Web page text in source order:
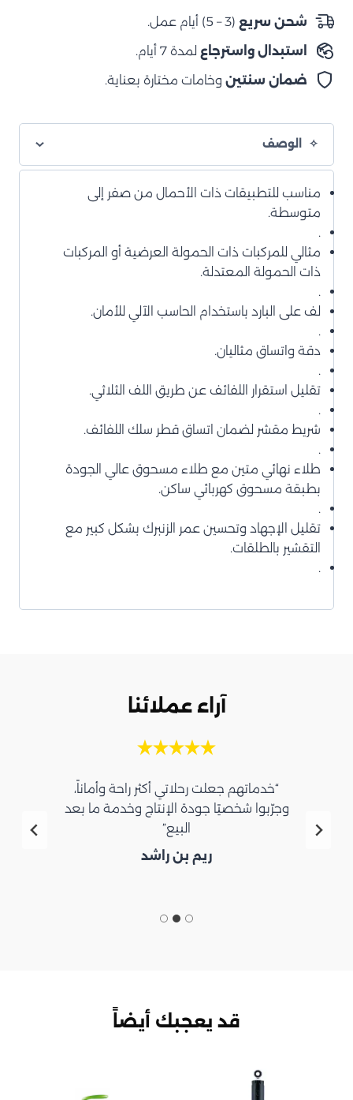
شحن سريع (3 – 5) أيام عمل.
استبدال واسترجاع لمدة 7 أيام.
ضمان سنتين وخامات مختارة بعناية.
الوصف
مناسب للتطبيقات ذات الأحمال من صفر إلى
متوسطة.
.
مثالي للمركبات ذات الحمولة العرضية أو المركبات
ذات الحمولة المعتدلة.
.
لف على البارد باستخدام الحاسب الآلي للأمان.
.
دقة واتساق مثاليان.
.
تقليل استقرار اللفائف عن طريق اللف الثلاثي.
.
شريط مقشر لضمان اتساق قطر سلك اللفائف.
.
طلاء نهائي متين مع طلاء مسحوق عالي الجودة
بطبقة مسحوق كهربائي ساكن.
.
تقليل الإجهاد وتحسين عمر الزنبرك بشكل كبير مع
التقشير بالطلقات.
.
آراء عملائنا
“خدماتهم جعلت رحلاتي أكثر راحة وأماناً،
وجرّبوا شخصيًا جودة الإنتاج وخدمة ما بعد
البيع”
ريم بن راشد
قد يعجبك أيضاً